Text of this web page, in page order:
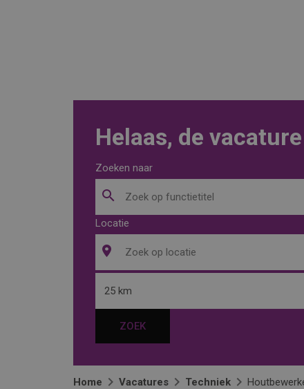
Helaas, de
Zoeken naar
Locatie
25 km
ZOEK
Home Vacatures Techniek